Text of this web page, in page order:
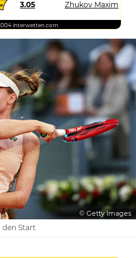
3.05 Zhukov Maxim
interwetten.com
© Getty Images
den Start